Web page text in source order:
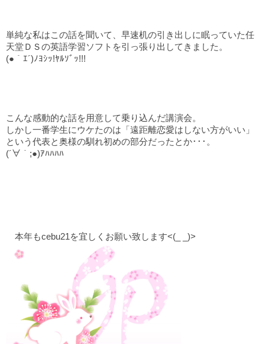
単純な私はこの話を聞いて、早速机の引き出しに眠っていた任
天堂ＤＳの英語学習ソフトを引っ張り出してきました。
(●｀ｴ´)ﾉﾖｼｯ!ﾔﾙｿﾞｯ!!!
こんな感動的な話を用意して乗り込んだ講演会。
しかし一番学生にウケたのは「遠距離恋愛はしない方がいい」
という代表と奥様の馴れ初めの部分だったとか･･･。
(´∀｀;●)ｱﾊﾊﾊﾊ
本年もcebu21を宜しくお願い致します<(_ _)>